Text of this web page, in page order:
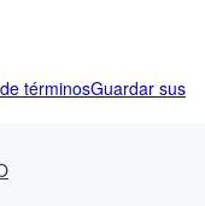
términosGuardar sus